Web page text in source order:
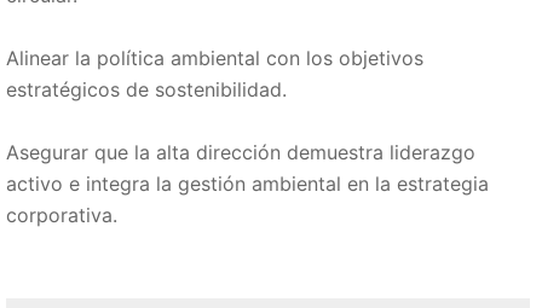
Alinear la política ambiental con los objetivos
estratégicos de sostenibilidad.
Asegurar que la alta dirección demuestra liderazgo
activo e integra la gestión ambiental en la estrategia
corporativa.